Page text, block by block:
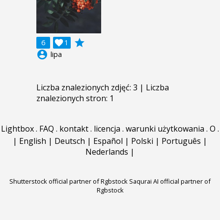
6 1

grade
account_circle lipa
Liczba znalezionych zdjęć: 3 | Liczba
znalezionych stron: 1
Lightbox. FAQ . kontakt. licencja . warunki użytkowania . O .
| English | Deutsch | Español | Polski | Português |
Nederlands |
Shutterstock official partner of Rgbstock Saqurai AI official partner of
Rgbstock